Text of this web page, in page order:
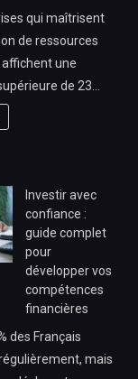
qui maîtrisent
de ressources
une
de 23…
Investir avec
confiance :
guide complet
pour
développer vos
compétences
financières
des Français
mais